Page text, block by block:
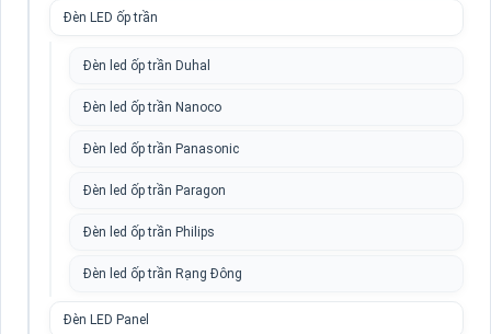
Đèn LED ốp trần
Đèn led ốp trần Duhal
Đèn led ốp trần Nanoco
Đèn led ốp trần Panasonic
Đèn led ốp trần Paragon
Đèn led ốp trần Philips
Đèn led ốp trần Rạng Đông
Đèn LED Panel